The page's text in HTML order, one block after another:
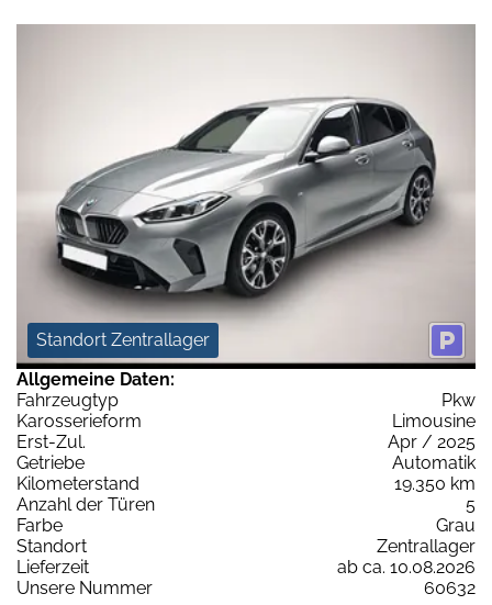
Standort Zentrallager
Allgemeine Daten:
Fahrzeugtyp
Pkw
Karosserieform
Limousine
Erst-Zul.
Apr / 2025
Getriebe
Automatik
Kilometerstand
19.350 km
Anzahl der Türen
5
Farbe
Grau
Standort
Zentrallager
Lieferzeit
ab ca. 10.08.2026
Unsere Nummer
60632